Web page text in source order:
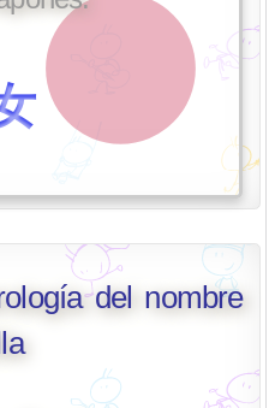
del nombre